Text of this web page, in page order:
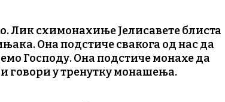
Лик схимонахиње Јелисавете блиста
Она подстиче свакога од нас да
Господу. Она подстиче монахе да
говори у тренутку монашења.